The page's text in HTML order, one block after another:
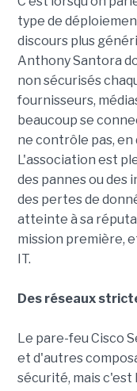
type de
discours plus
Anthony Santora
non sécurisés
fournisseurs,
beaucoup se
ne contrôle pas,
L'association est
des pannes ou
des pertes de
atteinte à sa
mission première,
IT.
Des réseaux
Le pare-feu Cisco
et d'autres
sécurité, mais c'est